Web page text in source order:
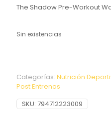
The Shadow Pre-Workout
Sin existencias
Categorías: Nutrición
Post Entrenos
SKU: 794712223009